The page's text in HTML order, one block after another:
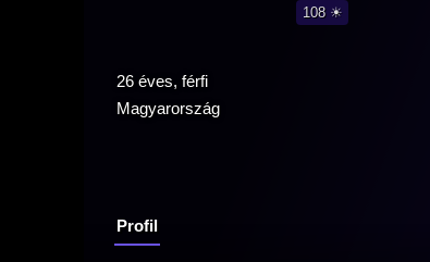
108 ☀
26 éves, férfi
Magyarország
Profil